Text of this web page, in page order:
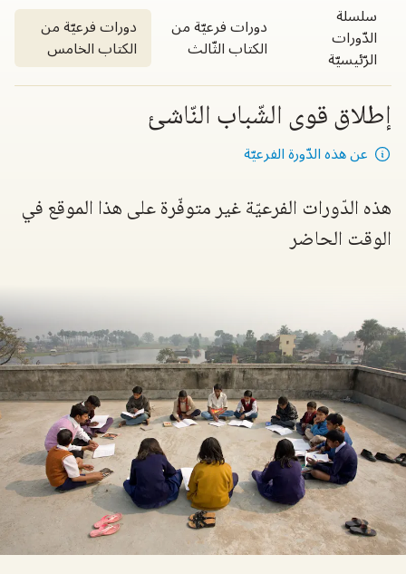
سلسلة
الدّورات
الرّئيسيّة
دورات فرعيّة من
الكتاب الثّالث
دورات فرعيّة من
الكتاب الخامس
إطلاق قوى الشّباب النّاشئ
عن هذه الدّورة الفرعيّة
هذه الدّورات الفرعيّة غير متوفّرة على هذا الموقع في
الوقت الحاضر